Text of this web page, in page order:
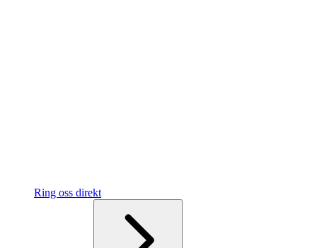
Ring oss direkt